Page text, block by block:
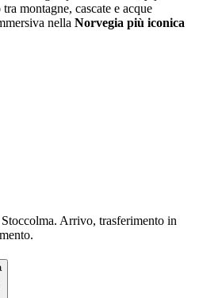
montagne, cascate e acque
nella Norvegia più iconica
Arrivo, trasferimento in